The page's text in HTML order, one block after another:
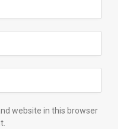
website in this browser